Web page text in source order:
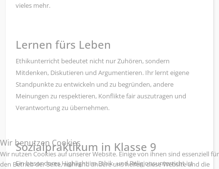
vieles mehr.
Lernen fürs Leben
Ethikunterricht bedeutet nicht nur Zuhören, sondern
Mitdenken, Diskutieren und Argumentieren. Ihr lernt eigene
Standpunkte zu entwickeln und zu begründen, andere
Meinungen zu respektieren, Konflikte fair auszutragen und
Verantwortung zu übernehmen.
Sozialpraktikum in Klasse 9
Ein besonderes Highlight im Ethik- und Religionsunterricht ist
Wir benutzen Cookies
Wir nutzen Cookies auf unserer Website. Einige von ihnen sind essenziell für
den Betrieb der Seite, während andere uns helfen, diese Website und die